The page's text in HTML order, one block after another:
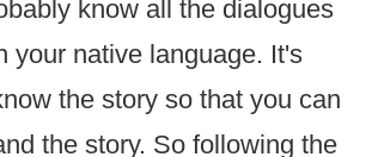
know all the dialogues
your native language. It's
the story so that you can
the story. So following the